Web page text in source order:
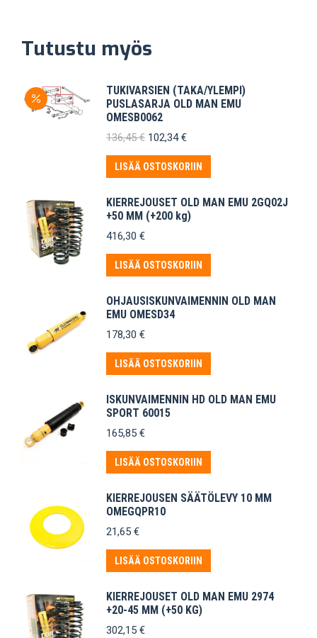
Tutustu myös
TUKIVARSIEN (TAKA/YLEMPI)
PUSLASARJA OLD MAN EMU
OMESB0062
136,45€ Alkuperäinen
oli:
136,45 €.
102,34€Nykyinen
on:
102,34 €.
LISÄÄ OSTOSKORIIN
KIERREJOUSET OLD MAN EMU 2GQ02J
+50 MM (+200 kg)
416,30 €
LISÄÄ OSTOSKORIIN
OHJAUSISKUNVAIMENNIN OLD MAN
EMU OMESD34
178,30 €
LISÄÄ OSTOSKORIIN
ISKUNVAIMENNIN HD OLD MAN EMU
SPORT 60015
165,85 €
LISÄÄ OSTOSKORIIN
KIERREJOUSEN SÄÄTÖLEVY 10 MM
OMEGQPR10
21,65 €
LISÄÄ OSTOSKORIIN
KIERREJOUSET OLD MAN EMU 2974
+20-45 MM (+50 KG)
302,15 €